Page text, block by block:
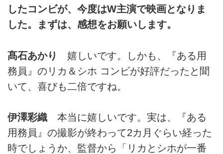
したコンビが、今度はW主演で映画となりま
した。まずは、感想をお願いします。
髙石あかり
嬉しいです。しかも、『ある用
務員』のリカ＆シホ コンビが好評だったと聞
いて、喜びも二倍ですね。
伊澤彩織 本当に嬉しいです。実は、『ある
用務員』の撮影が終わって2カ月ぐらい経った
時でしょうか、監督から「リカとシホが一番